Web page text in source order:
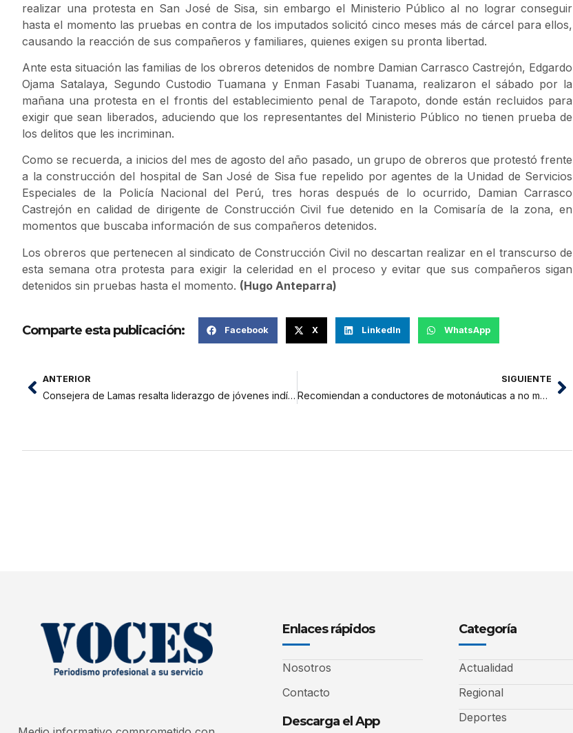
realizar una protesta en San José de Sisa, sin embargo el Ministerio Público al no lograr conseguir
hasta el momento las pruebas en contra de los imputados solicitó cinco meses más de cárcel para ellos,
causando la reacción de sus compañeros y familiares, quienes exigen su pronta libertad.
Ante esta situación las familias de los obreros detenidos de nombre Damian Carrasco Castrejón, Edgardo
Ojama Satalaya, Segundo Custodio Tuamana y Enman Fasabi Tuanama, realizaron el sábado por la
mañana una protesta en el frontis del establecimiento penal de Tarapoto, donde están recluidos para
exigir que sean liberados, aduciendo que los representantes del Ministerio Público no tienen prueba de
los delitos que les incriminan.
Como se recuerda, a inicios del mes de agosto del año pasado, un grupo de obreros que protestó frente
a la construcción del hospital de San José de Sisa fue repelido por agentes de la Unidad de Servicios
Especiales de la Policía Nacional del Perú, tres horas después de lo ocurrido, Damian Carrasco
Castrejón en calidad de dirigente de Construcción Civil fue detenido en la Comisaría de la zona, en
momentos que buscaba información de sus compañeros detenidos.
Los obreros que pertenecen al sindicato de Construcción Civil no descartan realizar en el transcurso de
esta semana otra protesta para exigir la celeridad en el proceso y evitar que sus compañeros sigan
detenidos sin pruebas hasta el momento. (Hugo Anteparra)
Comparte esta publicación: Facebook X LinkedIn WhatsApp
ANTERIOR
Consejera de Lamas resalta liderazgo de jóvenes indígenas lamistas
SIGUIENTE
Recomiendan a conductores de motonáuticas a no manejar cerca de embarcaciones
Enlaces rápidos
Nosotros
Contacto
Descarga el App
Categoría
Actualidad
Regional
Deportes